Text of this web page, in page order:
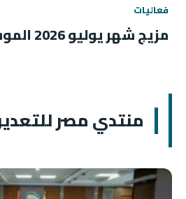
فعاليات
مزيج شهر يوليو 2026 الموسيقي
منتدي مصر